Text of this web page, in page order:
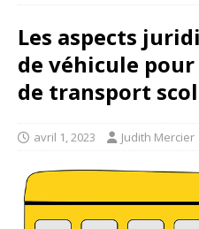
Les aspects
de véhicule
de transport
avril 1, 2023 Judith Mercier